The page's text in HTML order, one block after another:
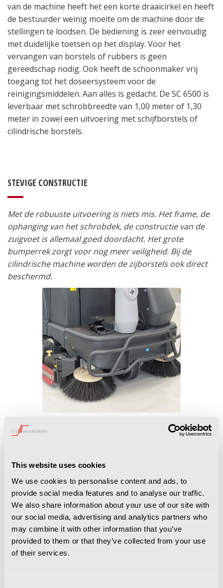
This website uses cookies
We use cookies to personalise content and ads, to
provide social media features and to analyse our traffic.
We also share information about your use of our site with
our social media, advertising and analytics partners who
may combine it with other information that you’ve
provided to them or that they’ve collected from your use
of their services.
van de machine heeft het een korte draaicirkel en heeft
de bestuurder weinig moeite om de machine door de
stellingen te loodsen. De bediening is zeer eenvoudig
met duidelijke toetsen op het display. Voor het
vervangen van borstels of rubbers is geen
gereedschap nodig. Ook heeft de schoonmaker vrij
toegang tot het doseersysteem voor de
reinigingsmiddelen. Aan alles is gedacht. De SC 6500 is
leverbaar met schrobbreedte van 1,00 meter of 1,30
meter in zowel een uitvoering met schijfborstels of
cilindrische borstels.
STEVIGE CONSTRUCTIE
Met de robuuste uitvoering is niets mis. Het frame, de
ophanging van het schrobdek, de constructie van de
zuigvoet is allemaal goed doordacht. Het grote
bumperrek zorgt voor nog meer veiligheid. Bij de
cilindrische machine worden de zijborstels ook direct
beschermd.
De NIlfisk SC 6500 heeft een zeer goede toegang tot de
machine. Met een simpele handeling verwijdert de
gebruiker het zijschot waardoor direct de borstels
bereikbaar zijn. Voor de zuigvoet geld exact hetzelfde.
Eenvoudig en snel te vervangen.